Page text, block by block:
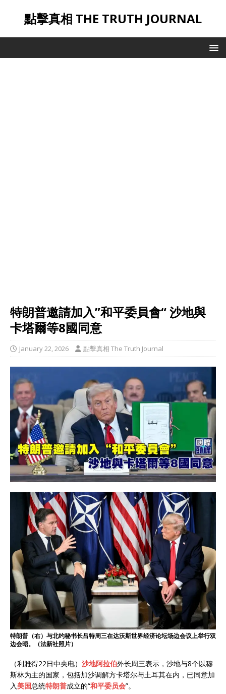
點擊真相 THE TRUTH JOURNAL
特朗普邀請加入”和平委員會“ 沙地與
卡塔爾等8國同意
January 22, 2026 點擊真相 The Truth Journal
特朗普（右）与北约秘书长吕特周三在达沃斯世界经济论坛场边会议上举行双
边会晤。（法新社照片）
（利雅得22日中央电） 沙地阿拉伯外长周三表示，沙地与8个以穆
斯林为主的国家，包括加沙调解方卡塔尔与土耳其在内，已同意加
入美国总统特朗普成立的“和平委员会”。